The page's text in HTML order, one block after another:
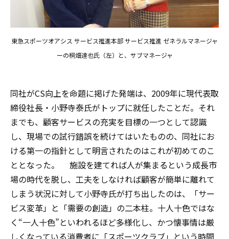
東急スポーツオアシス サービス推進本部 サービス推進 ゼネラルマネージャ
ーの桐畑達也氏（左）と、サブマネージャ
同社がCS向上を命題に掲げた発端は、2009年に現代表取
締役社長・小野寺泰氏がトップに就任したことだ。それ
までも、顧客サービスの充実を目標の一つとして認識
し、現場での試行錯誤を続けてはいたものの、同社にお
ける第一の指針として明言されたのはこれが初めてのこ
ととなった。 施設を建てれば人が集まるという成長市
場の時代を脱し、工夫をしなければ顧客が簡単に離れて
しまう状況に対して小野寺氏が打ち出したのは、「サー
ビス変革」と「需要の創造」の二本柱。十人十色ではな
く“一人十色”といわれるほど多様化し、かつ懐事情は厳
しくなっている消費者に「スポーツクラブ」という時間